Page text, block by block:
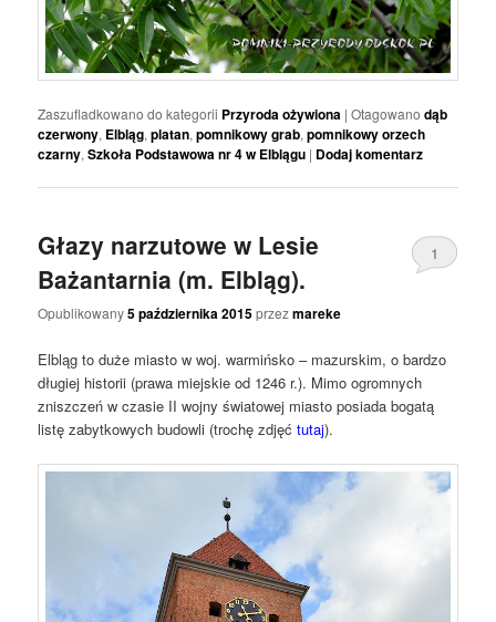
Zaszufladkowano do kategorii Przyroda ożywiona |Otagowano dąb
czerwony, Elbląg,platan,pomnikowy grab,pomnikowy orzech
czarny,Szkoła Podstawowa nr 4 w Elblągu | Dodaj komentarz
Głazy narzutowe w Lesie
Bażantarnia (m. Elbląg).
Opublikowany5 października 2015przezmareke
1
Elbląg to duże miasto w woj. warmińsko – mazurskim, o bardzo
długiej historii (prawa miejskie od 1246 r.). Mimo ogromnych
zniszczeń w czasie II wojny światowej miasto posiada bogatą
listę zabytkowych budowli (trochę zdjęć tutaj).